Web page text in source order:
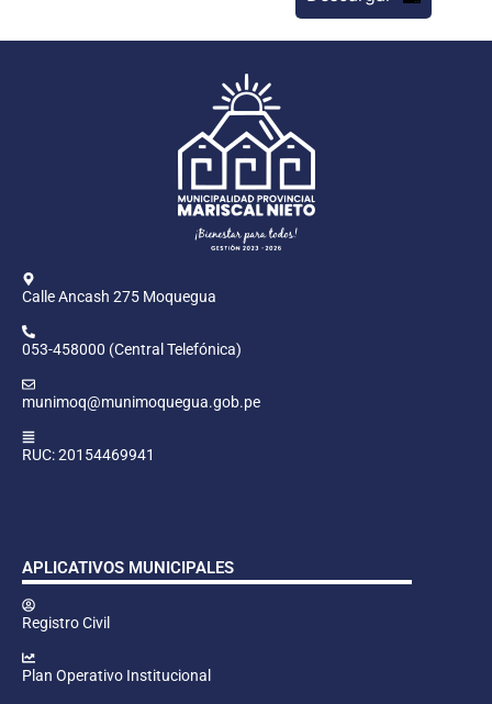
Calle Ancash 275 Moquegua
053-458000 (Central Telefónica)
munimoq@munimoquegua.gob.pe
RUC: 20154469941
APLICATIVOS MUNICIPALES
Registro Civil
Plan Operativo Institucional